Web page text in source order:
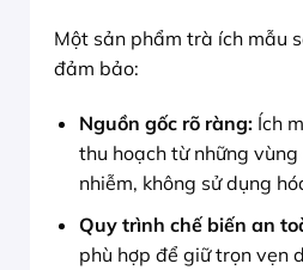
Một sản phẩm trà ích mẫu
đảm bảo:
Nguồn gốc rõ ràng:Ích
thu hoạch từ những
nhiễm, không sử dụng
Quy trình chế biến an
phù hợp để giữ trọn vẹn